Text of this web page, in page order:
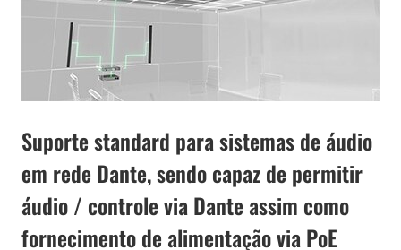
Suporte standard para sistemas de áudio
em rede Dante, sendo capaz de permitir
áudio / controle via Dante assim como
fornecimento de alimentação via PoE